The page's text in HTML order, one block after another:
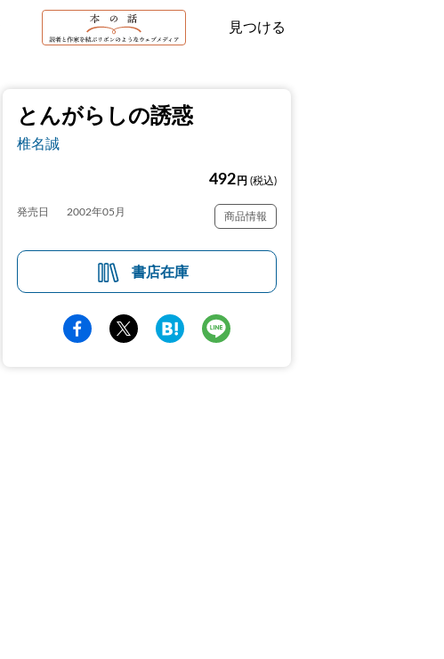
見つける
とんがらしの誘惑
椎名誠
492 円 (税込)
発売日 2002年05月 商品情報
書店在庫